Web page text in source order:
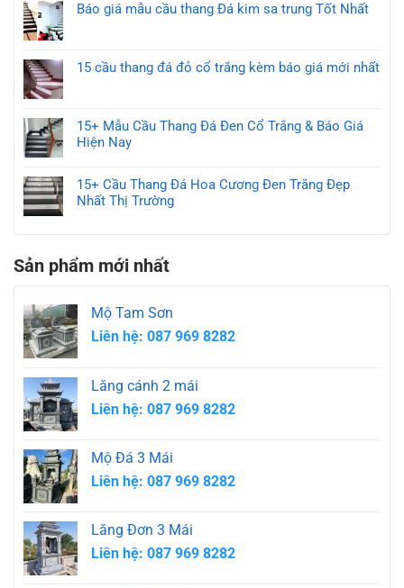
Báo giá mẫu cầu thang Đá kim sa trung Tốt Nhất
15 cầu thang đá đỏ cổ trắng kèm báo giá mới nhất
15+ Mẫu Cầu Thang Đá Đen Cổ Trắng & Báo Giá
Hiện Nay
15+ Cầu Thang Đá Hoa Cương Đen Trắng Đẹp
Nhất Thị Trường
Sản phẩm mới nhất
Mộ Tam Sơn
Liên hệ: 087 969 8282
Lăng cánh 2 mái
Liên hệ: 087 969 8282
Mộ Đá 3 Mái
Liên hệ: 087 969 8282
Lăng Đơn 3 Mái
Liên hệ: 087 969 8282